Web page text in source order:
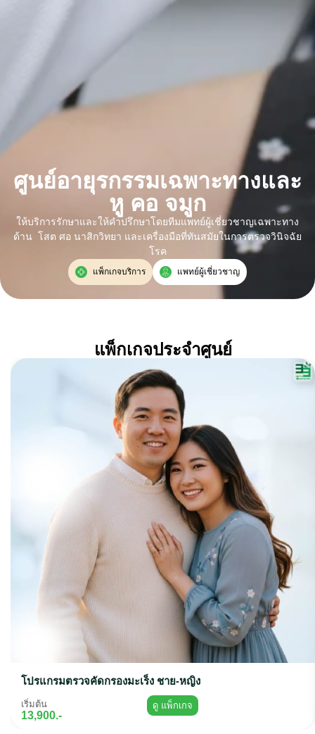
ศูนย์อายุรกรรมเฉพาะทางและ
หู คอ จมูก
ให้บริการรักษาและให้คำปรึกษาโดยทีมแพทย์ผู้เชี่ยวชาญเฉพาะทาง
ด้าน โสต ศอ นาสิกวิทยา และเครื่องมือที่ทันสมัยในการตรวจวินิจฉัย
โรค
แพ็กเกจบริการ แพทย์ผู้เชี่ยวชาญ
แพ็กเกจประจำศูนย์
โปรแกรมตรวจคัดกรองมะเร็ง ชาย-หญิง
เริ่มต้น
13,900.-
ดู แพ็กเกจ